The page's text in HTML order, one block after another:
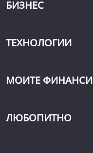
БИЗНЕС
ТЕХНОЛОГИИ
МОИТЕ ФИНАНСИ
ЛЮБОПИТНО